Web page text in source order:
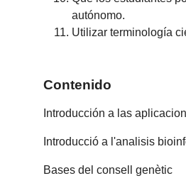
autónomo.
Utilizar terminología
Contenido
Introducción a las
Introducció a l'analisis
Bases del consell genètic